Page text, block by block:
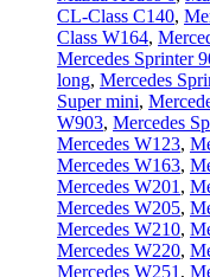
CL-Class C140,
Class W164,
Mercedes Sprinter
long, Mercedes
Super mini,
W903, Mercedes
Mercedes W123,
Mercedes W163,
Mercedes W201 ,
Mercedes W205,
Mercedes W210,
Mercedes W220,
Mercedes W251 ,